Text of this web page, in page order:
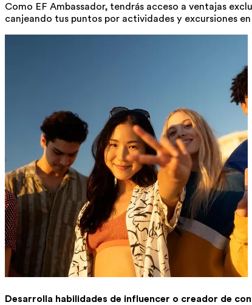
Como EF Ambassador, tendrás acceso a ventajas
canjeando tus puntos por actividades y excursiones
Desarrolla habilidades de influencer o creador de